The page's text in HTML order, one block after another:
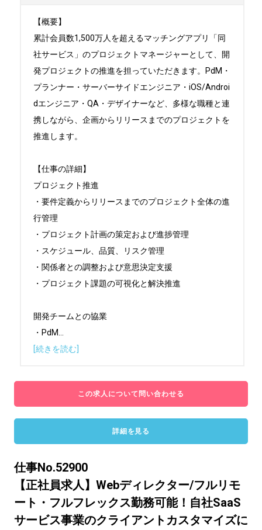
【概要】
累計会員数1,500万人を超えるマッチングアプリ「同
社サービス」のプロジェクトマネージャーとして、開
発プロジェクトの推進を担っていただきます。PdM・
プランナー・サーバーサイドエンジニア・iOS/Androi
dエンジニア・QA・デザイナーなど、多様な職種と連
携しながら、企画からリリースまでのプロジェクトを
推進します。
【仕事の詳細】
プロジェクト推進
・要件定義からリリースまでのプロジェクト全体の進
行管理
・プロジェクト計画の策定および進捗管理
・スケジュール、品質、リスク管理
・関係者との調整および意思決定支援
・プロジェクト課題の可視化と解決推進
開発チームとの協業
・PdM
[続きを読む]
この求人について問い合わせる
詳細を見る
仕事No.52900
【正社員求人】Webディレクター/フルリモ
ート・フルフレックス勤務可能！自社SaaS
サービス事業のクライアントカスタマイズに